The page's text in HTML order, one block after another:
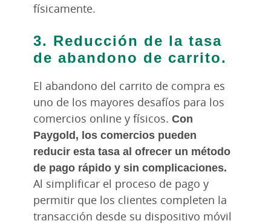
físicamente.
3. Reducción de la tasa
de abandono de carrito.
El abandono del carrito de compra es
uno de los mayores desafíos para los
comercios online y físicos. Con
Paygold, los comercios pueden
reducir esta tasa al ofrecer un método
de pago rápido y sin complicaciones.
Al simplificar el proceso de pago y
permitir que los clientes completen la
transacción desde su dispositivo móvil